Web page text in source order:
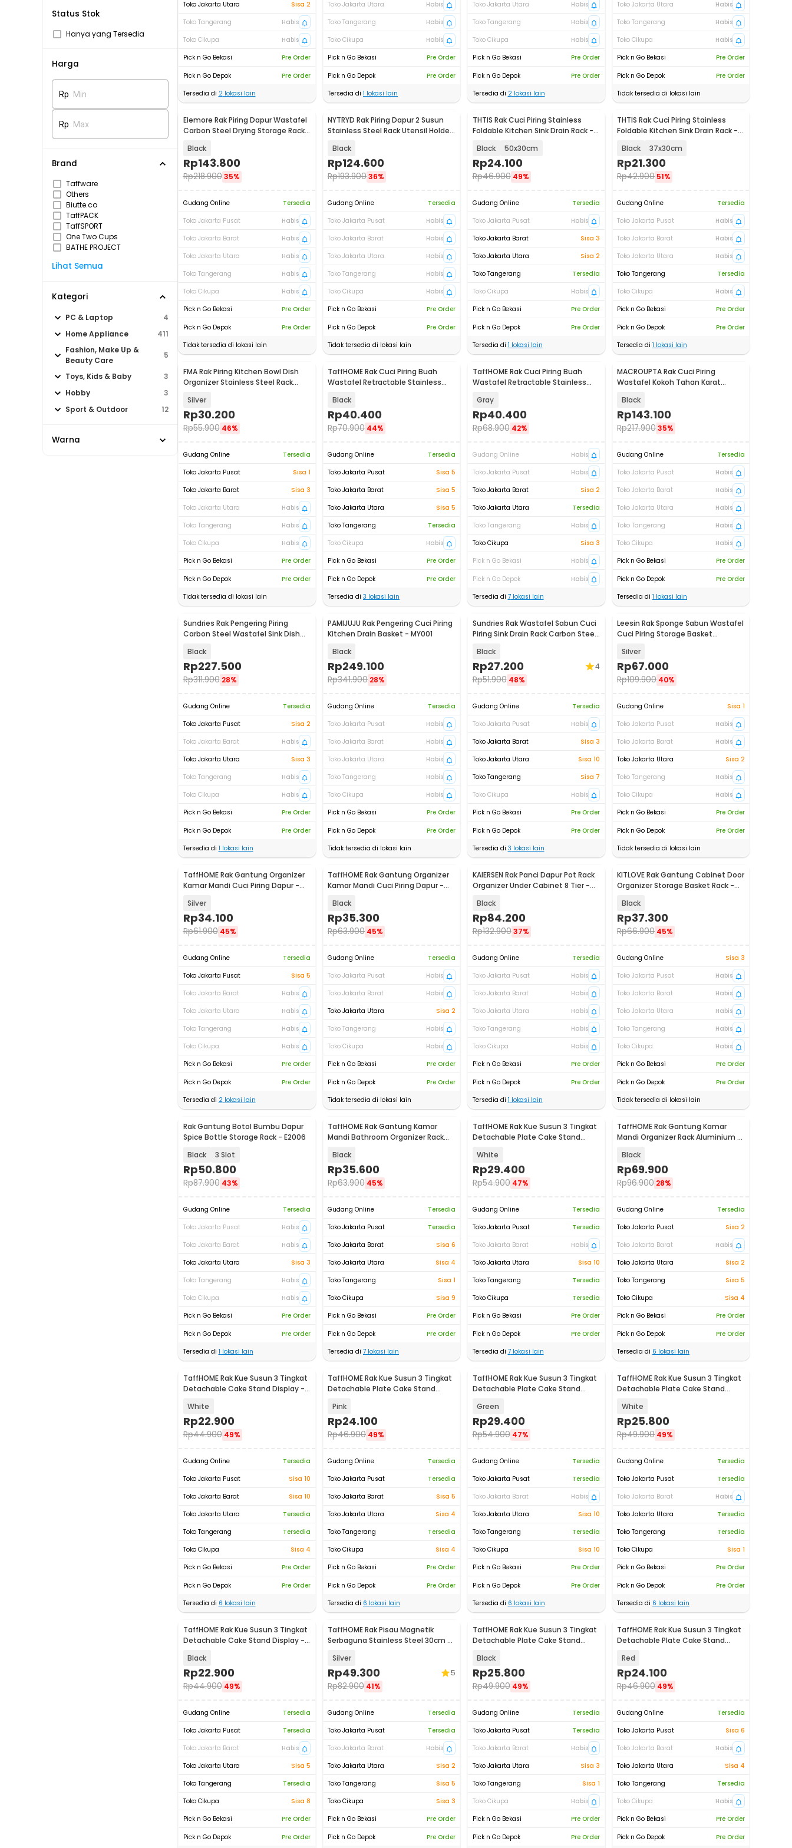
Status Stok
Hanya yang Tersedia
Harga
Rp Min
Rp Max
Brand
Taffware
Others
Biutte.co
TaffPACK
TaffSPORT
One Two Cups
BATHE PROJECT
Lihat Semua
Kategori
PC & Laptop
4
Home Appliance
411
Fashion, Make Up &
Beauty Care
5
Toys, Kids & Baby
3
Hobby
3
Sport & Outdoor
12
Warna
Toko Jakarta Utara
Sisa 2
Toko Tangerang
Habis
Toko Cikupa
Habis
Pick n Go Bekasi
Pre Order
Pick n Go Depok
Pre Order
Tersedia di 2lokasi lain
Toko Jakarta Utara
Habis
Toko Tangerang
Habis
Toko Cikupa
Habis
Pick n Go Bekasi
Pre Order
Pick n Go Depok
Pre Order
Tersedia di 1 lokasi lain
Toko Jakarta Utara
Habis
Toko Tangerang
Habis
Toko Cikupa
Habis
Pick n Go Bekasi
Pre Order
Pick n Go Depok
Pre Order
Tersedia di 2lokasi lain
Toko Jakarta Utara
Habis
Toko Tangerang
Habis
Toko Cikupa
Habis
Pick n Go Bekasi
Pre Order
Pick n Go Depok
Pre Order
Tidak tersedia di lokasi lain
Elemore Rak Piring Dapur Wastafel
Carbon Steel Drying Storage Rack -
Black
Rp143.800
Rp218.900 35%
Gudang Online
Tersedia
Toko Jakarta Pusat
Habis
Toko Jakarta Barat
Habis
Toko Jakarta Utara
Habis
Toko Tangerang
Habis
Toko Cikupa
Habis
Pick n Go Bekasi
Pre Order
Pick n Go Depok
Pre Order
Tidak tersedia di lokasi lain
NYTRYD Rak Piring Dapur 2 Susun
Stainless Steel Rack Utensil Holder
Black
Rp124.600
Rp193.90036%
Gudang Online
Tersedia
Toko Jakarta Pusat
Habis
Toko Jakarta Barat
Habis
Toko Jakarta Utara
Habis
Toko Tangerang
Habis
Toko Cikupa
Habis
Pick n Go Bekasi
Pre Order
Pick n Go Depok
Pre Order
Tidak tersedia di lokasi lain
THTIS Rak Cuci Piring Stainless
Foldable Kitchen Sink Drain Rack -
Black 50x30cm
Rp24.100
Rp46.900 49%
Gudang Online
Tersedia
Toko Jakarta Pusat
Habis
Toko Jakarta Barat
Sisa 3
Toko Jakarta Utara
Sisa 2
Toko Tangerang
Tersedia
Toko Cikupa
Habis
Pick n Go Bekasi
Pre Order
Pick n Go Depok
Pre Order
Tersedia di 1 lokasi lain
THTIS Rak Cuci Piring Stainless
Foldable Kitchen Sink Drain Rack -
Black 37x30cm
Rp21.300
Rp42.900 51%
Gudang Online
Tersedia
Toko Jakarta Pusat
Habis
Toko Jakarta Barat
Habis
Toko Jakarta Utara
Habis
Toko Tangerang
Tersedia
Toko Cikupa
Habis
Pick n Go Bekasi
Pre Order
Pick n Go Depok
Pre Order
Tersedia di 1 lokasi lain
FMA Rak Piring Kitchen Bowl Dish
Organizer Stainless Steel Rack
Silver
Rp30.200
Rp55.900 46%
Gudang Online
Tersedia
Toko Jakarta Pusat
Sisa 1
Toko Jakarta Barat
Sisa 3
Toko Jakarta Utara
Habis
Toko Tangerang
Habis
Toko Cikupa
Habis
Pick n Go Bekasi
Pre Order
Pick n Go Depok
Pre Order
Tidak tersedia di lokasi lain
TaffHOME Rak Cuci Piring Buah
Wastafel Retractable Stainless
Black
Rp40.400
Rp70.900 44%
Gudang Online
Tersedia
Toko Jakarta Pusat
Sisa 5
Toko Jakarta Barat
Sisa 5
Toko Jakarta Utara
Sisa 5
Toko Tangerang
Tersedia
Toko Cikupa
Habis
Pick n Go Bekasi
Pre Order
Pick n Go Depok
Pre Order
Tersedia di 3 lokasi lain
TaffHOME Rak Cuci Piring Buah
Wastafel Retractable Stainless
Gray
Rp40.400
Rp68.900 42%
Gudang Online
Habis
Toko Jakarta Pusat
Habis
Toko Jakarta Barat
Sisa 2
Toko Jakarta Utara
Tersedia
Toko Tangerang
Habis
Toko Cikupa
Sisa 3
Pick n Go Bekasi
Habis
Pick n Go Depok
Habis
Tersedia di 7lokasi lain
MACROUPTA Rak Cuci Piring
Wastafel Kokoh Tahan Karat
Black
Rp143.100
Rp217.90035%
Gudang Online
Tersedia
Toko Jakarta Pusat
Habis
Toko Jakarta Barat
Habis
Toko Jakarta Utara
Habis
Toko Tangerang
Habis
Toko Cikupa
Habis
Pick n Go Bekasi
Pre Order
Pick n Go Depok
Pre Order
Tersedia di 1 lokasi lain
Sundries Rak Pengering Piring
Carbon Steel Wastafel Sink Dish
Black
Rp227.500
Rp311.900 28%
Gudang Online
Tersedia
Toko Jakarta Pusat
Sisa 2
Toko Jakarta Barat
Habis
Toko Jakarta Utara
Sisa 3
Toko Tangerang
Habis
Toko Cikupa
Habis
Pick n Go Bekasi
Pre Order
Pick n Go Depok
Pre Order
Tersedia di 1 lokasi lain
PAMIJUJU Rak Pengering Cuci Piring
Kitchen Drain Basket - MY001
Black
Rp249.100
Rp341.900 28%
Gudang Online
Tersedia
Toko Jakarta Pusat
Habis
Toko Jakarta Barat
Habis
Toko Jakarta Utara
Habis
Toko Tangerang
Habis
Toko Cikupa
Habis
Pick n Go Bekasi
Pre Order
Pick n Go Depok
Pre Order
Tidak tersedia di lokasi lain
Sundries Rak Wastafel Sabun Cuci
Piring Sink Drain Rack Carbon Steel
Black
Rp27.200
Rp51.900 48%
4
Gudang Online
Tersedia
Toko Jakarta Pusat
Habis
Toko Jakarta Barat
Sisa 3
Toko Jakarta Utara
Sisa 10
Toko Tangerang
Sisa 7
Toko Cikupa
Habis
Pick n Go Bekasi
Pre Order
Pick n Go Depok
Pre Order
Tersedia di 3 lokasi lain
Leesin Rak Sponge Sabun Wastafel
Cuci Piring Storage Basket
Silver
Rp67.000
Rp109.900 40%
Gudang Online
Sisa 1
Toko Jakarta Pusat
Habis
Toko Jakarta Barat
Habis
Toko Jakarta Utara
Sisa 2
Toko Tangerang
Habis
Toko Cikupa
Habis
Pick n Go Bekasi
Pre Order
Pick n Go Depok
Pre Order
Tidak tersedia di lokasi lain
TaffHOME Rak Gantung Organizer
Kamar Mandi Cuci Piring Dapur -
Silver
Rp34.100
Rp61.900 45%
Gudang Online
Tersedia
Toko Jakarta Pusat
Sisa 5
Toko Jakarta Barat
Habis
Toko Jakarta Utara
Habis
Toko Tangerang
Habis
Toko Cikupa
Habis
Pick n Go Bekasi
Pre Order
Pick n Go Depok
Pre Order
Tersedia di 2lokasi lain
TaffHOME Rak Gantung Organizer
Kamar Mandi Cuci Piring Dapur -
Black
Rp35.300
Rp63.900 45%
Gudang Online
Tersedia
Toko Jakarta Pusat
Habis
Toko Jakarta Barat
Habis
Toko Jakarta Utara
Sisa 2
Toko Tangerang
Habis
Toko Cikupa
Habis
Pick n Go Bekasi
Pre Order
Pick n Go Depok
Pre Order
Tidak tersedia di lokasi lain
KAIERSEN Rak Panci Dapur Pot Rack
Organizer Under Cabinet 8 Tier -
Black
Rp84.200
Rp132.900 37%
Gudang Online
Tersedia
Toko Jakarta Pusat
Habis
Toko Jakarta Barat
Habis
Toko Jakarta Utara
Habis
Toko Tangerang
Habis
Toko Cikupa
Habis
Pick n Go Bekasi
Pre Order
Pick n Go Depok
Pre Order
Tersedia di 1 lokasi lain
KITLOVE Rak Gantung Cabinet Door
Organizer Storage Basket Rack -
Black
Rp37.300
Rp66.900 45%
Gudang Online
Sisa 3
Toko Jakarta Pusat
Habis
Toko Jakarta Barat
Habis
Toko Jakarta Utara
Habis
Toko Tangerang
Habis
Toko Cikupa
Habis
Pick n Go Bekasi
Pre Order
Pick n Go Depok
Pre Order
Tidak tersedia di lokasi lain
Rak Gantung Botol Bumbu Dapur
Spice Bottle Storage Rack - E2006
Black
3 Slot
Rp50.800
Rp87.900 43%
Gudang Online
Tersedia
Toko Jakarta Pusat
Habis
Toko Jakarta Barat
Habis
Toko Jakarta Utara
Sisa 3
Toko Tangerang
Habis
Toko Cikupa
Habis
Pick n Go Bekasi
Pre Order
Pick n Go Depok
Pre Order
Tersedia di 1 lokasi lain
TaffHOME Rak Gantung Kamar
Mandi Bathroom Organizer Rack
Black
Rp35.600
Rp63.900 45%
Gudang Online
Tersedia
Toko Jakarta Pusat
Tersedia
Toko Jakarta Barat
Sisa 6
Toko Jakarta Utara
Sisa 4
Toko Tangerang
Sisa 1
Toko Cikupa
Sisa 9
Pick n Go Bekasi
Pre Order
Pick n Go Depok
Pre Order
Tersedia di 7 lokasi lain
TaffHOME Rak Kue Susun 3 Tingkat
Detachable Plate Cake Stand
White
Rp29.400
Rp54.900 47%
Gudang Online
Tersedia
Toko Jakarta Pusat
Tersedia
Toko Jakarta Barat
Habis
Toko Jakarta Utara
Sisa 10
Toko Tangerang
Tersedia
Toko Cikupa
Tersedia
Pick n Go Bekasi
Pre Order
Pick n Go Depok
Pre Order
Tersedia di 7lokasi lain
TaffHOME Rak Gantung Kamar
Mandi Organizer Rack Aluminium 2
Black
Rp69.900
Rp96.900 28%
Gudang Online
Tersedia
Toko Jakarta Pusat
Sisa 2
Toko Jakarta Barat
Habis
Toko Jakarta Utara
Sisa 2
Toko Tangerang
Sisa 5
Toko Cikupa
Sisa 4
Pick n Go Bekasi
Pre Order
Pick n Go Depok
Pre Order
Tersedia di 6 lokasi lain
TaffHOME Rak Kue Susun 3 Tingkat
Detachable Cake Stand Display -
White
Rp22.900
Rp44.900 49%
Gudang Online
Tersedia
Toko Jakarta Pusat
Sisa 10
Toko Jakarta Barat
Sisa 10
Toko Jakarta Utara
Tersedia
Toko Tangerang
Tersedia
Toko Cikupa
Sisa 4
Pick n Go Bekasi
Pre Order
Pick n Go Depok
Pre Order
Tersedia di 6 lokasi lain
TaffHOME Rak Kue Susun 3 Tingkat
Detachable Plate Cake Stand
Pink
Rp24.100
Rp46.900 49%
Gudang Online
Tersedia
Toko Jakarta Pusat
Tersedia
Toko Jakarta Barat
Sisa 5
Toko Jakarta Utara
Sisa 4
Toko Tangerang
Tersedia
Toko Cikupa
Sisa 4
Pick n Go Bekasi
Pre Order
Pick n Go Depok
Pre Order
Tersedia di 6 lokasi lain
TaffHOME Rak Kue Susun 3 Tingkat
Detachable Plate Cake Stand
Green
Rp29.400
Rp54.900 47%
Gudang Online
Tersedia
Toko Jakarta Pusat
Tersedia
Toko Jakarta Barat
Habis
Toko Jakarta Utara
Sisa 10
Toko Tangerang
Tersedia
Toko Cikupa
Sisa 10
Pick n Go Bekasi
Pre Order
Pick n Go Depok
Pre Order
Tersedia di 6 lokasi lain
TaffHOME Rak Kue Susun 3 Tingkat
Detachable Plate Cake Stand
White
Rp25.800
Rp49.900 49%
Gudang Online
Tersedia
Toko Jakarta Pusat
Tersedia
Toko Jakarta Barat
Habis
Toko Jakarta Utara
Tersedia
Toko Tangerang
Tersedia
Toko Cikupa
Sisa 1
Pick n Go Bekasi
Pre Order
Pick n Go Depok
Pre Order
Tersedia di 6 lokasi lain
TaffHOME Rak Kue Susun 3 Tingkat
Detachable Cake Stand Display -
Black
Rp22.900
Rp44.900 49%
Gudang Online
Tersedia
Toko Jakarta Pusat
Tersedia
Toko Jakarta Barat
Habis
Toko Jakarta Utara
Sisa 5
Toko Tangerang
Tersedia
Toko Cikupa
Sisa 8
Pick n Go Bekasi
Pre Order
Pick n Go Depok Pre Order
TaffHOME Rak Pisau Magnetik
Serbaguna Stainless Steel 30cm -
Silver
Rp49.300
Rp82.900 41%
5
Gudang Online
Tersedia
Toko Jakarta Pusat
Tersedia
Toko Jakarta Barat
Habis
Toko Jakarta Utara
Sisa 2
Toko Tangerang
Sisa 5
Toko Cikupa
Sisa 3
Pick n Go Bekasi
Pre Order
Pick n Go Depok Pre Order
TaffHOME Rak Kue Susun 3 Tingkat
Detachable Plate Cake Stand
Black
Rp25.800
Rp49.900 49%
Gudang Online
Tersedia
Toko Jakarta Pusat
Tersedia
Toko Jakarta Barat
Habis
Toko Jakarta Utara
Sisa 3
Toko Tangerang
Sisa 1
Toko Cikupa
Habis
Pick n Go Bekasi
Pre Order
Pick n Go Depok Pre Order
TaffHOME Rak Kue Susun 3 Tingkat
Detachable Plate Cake Stand
Red
Rp24.100
Rp46.900 49%
Gudang Online
Tersedia
Toko Jakarta Pusat
Sisa 6
Toko Jakarta Barat
Habis
Toko Jakarta Utara
Sisa 4
Toko Tangerang
Tersedia
Toko Cikupa
Habis
Pick n Go Bekasi
Pre Order
Pick n Go Depok Pre Order